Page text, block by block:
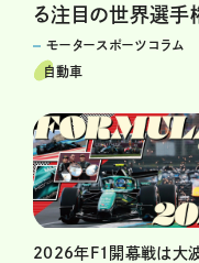
る注目の世界選手
モータースポーツコラム
自動車
2026年F1開幕戦は大波